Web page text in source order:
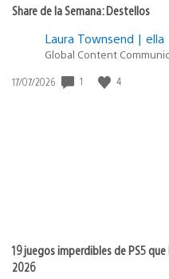
Share de la Semana: Destellos
Laura Townsend | ella
Global Content
Fecha
17/07/2026 1 4
19 juegos imperdibles de PS5
2026